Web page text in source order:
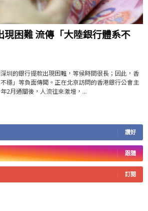
現困難 流傳「大陸銀行體系不
圳的銀行提款出現困難，等候時間很長；因此，香
穩」等負面傳聞。正在北京訪問的香港銀行公會主
2月通關後，人流往來激增，...
讚好
跟隨
訂閱